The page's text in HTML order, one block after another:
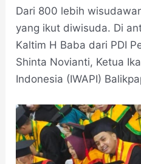
Dari 800 lebih
yang ikut diwisuda. Di
Kaltim H Baba dari PDI
Shinta Novianti, Ketua
Indonesia (IWAPI)